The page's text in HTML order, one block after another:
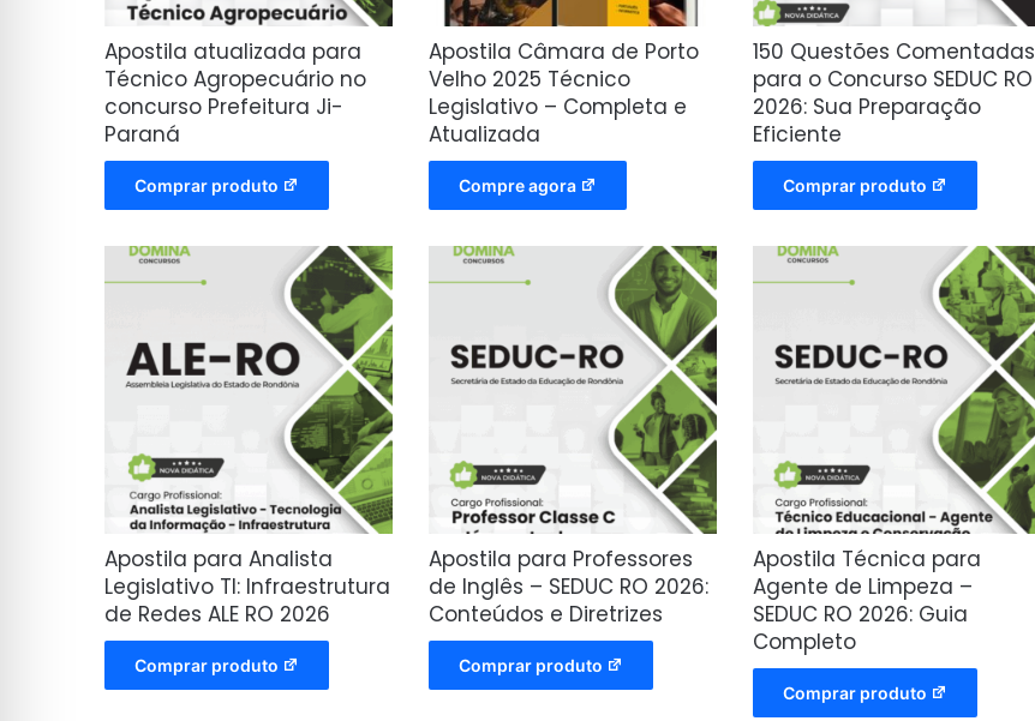
Apostila atualizada para
Técnico Agropecuário no
concurso Prefeitura Ji-
Paraná
Comprar produto
Apostila Câmara de Porto
Velho 2025 Técnico
Legislativo – Completa e
Atualizada
Compre agora
150 Questões Comentadas
para o Concurso SEDUC RO
2026: Sua Preparação
Eficiente
Comprar produto
Apostila para Analista
Legislativo TI: Infraestrutura
de Redes ALE RO 2026
Comprar produto
Apostila para Professores
de Inglês – SEDUC RO 2026:
Conteúdos e Diretrizes
Comprar produto
Apostila Técnica para
Agente de Limpeza –
SEDUC RO 2026: Guia
Completo
Comprar produto